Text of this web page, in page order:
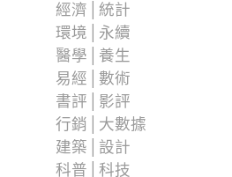
經濟│統計
環境│永續
醫學│養生
易經│數術
書評│影評
行銷│大數據
建築│設計
科普│科技